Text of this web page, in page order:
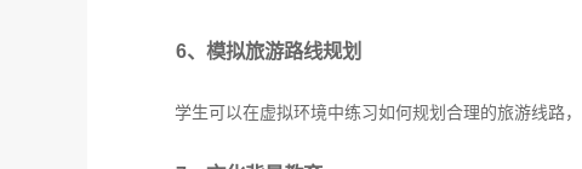
6、模拟旅游路线规划
学生可以在虚拟环境中练习如何规划合理的旅游线路